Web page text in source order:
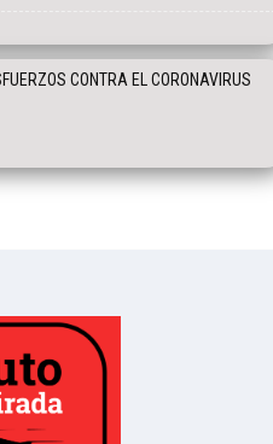
CONTRA EL CORONAVIRUS